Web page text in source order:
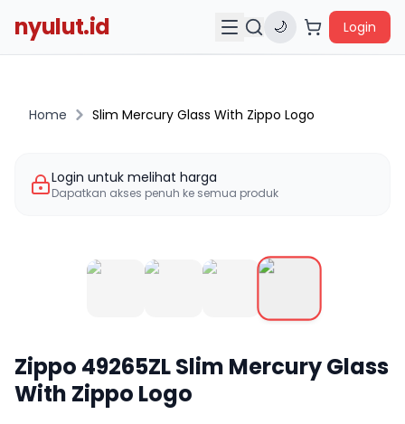
nyulut.id 🌙 Login
Home Slim Mercury Glass With Zippo Logo
Login untuk melihat harga
Dapatkan akses penuh ke semua produk
Zippo 49265ZLSlim Mercury Glass
With Zippo Logo